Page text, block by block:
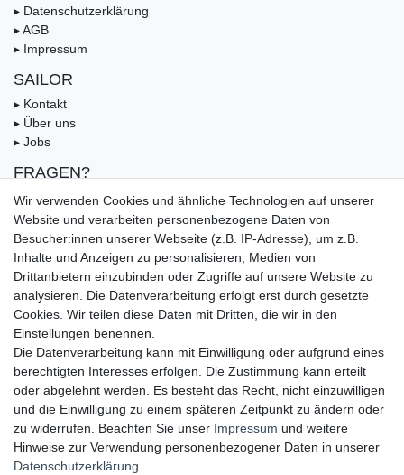
▸ Datenschutzerklärung
▸ AGB
▸ Impressum
SAILOR
▸ Kontakt
▸ Über uns
▸ Jobs
FRAGEN?
▸ FAQ
▸ Zahlungsarten
▸ Versandbedingungen
▸ Gutschein
UNSERE ZAHLUNGSMÖGLICKEITEN
UNSERE LIEFERMÖGLICHKEITEN
Wir verwenden Cookies und ähnliche Technologien auf unserer
Website und verarbeiten personenbezogene Daten von
Besucher:innen unserer Webseite (z.B. IP-Adresse), um z.B.
Inhalte und Anzeigen zu personalisieren, Medien von
Drittanbietern einzubinden oder Zugriffe auf unsere Website zu
analysieren. Die Datenverarbeitung erfolgt erst durch gesetzte
Cookies. Wir teilen diese Daten mit Dritten, die wir in den
Einstellungen benennen.
Die Datenverarbeitung kann mit Einwilligung oder aufgrund eines
berechtigten Interesses erfolgen. Die Zustimmung kann erteilt
oder abgelehnt werden. Es besteht das Recht, nicht einzuwilligen
und die Einwilligung zu einem späteren Zeitpunkt zu ändern oder
zu widerrufen. Beachten Sie unser Impressum und weitere
Hinweise zur Verwendung personenbezogener Daten in unserer
Daten­schutz­erklärung